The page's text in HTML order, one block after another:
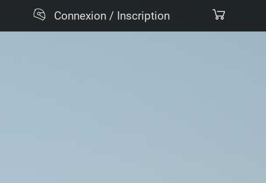
Connexion / Inscription